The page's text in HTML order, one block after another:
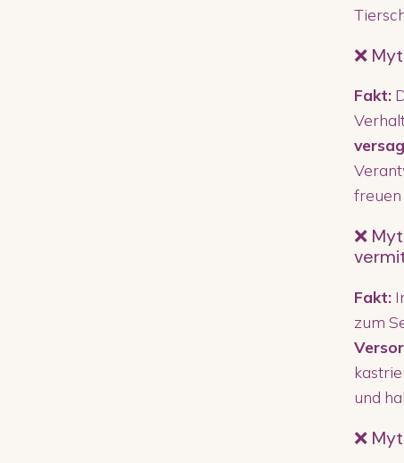
❌
Fakt:
freuen
❌
Fakt:
zum
und
❌